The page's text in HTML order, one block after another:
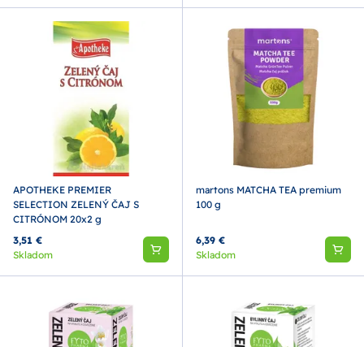
APOTHEKE PREMIER
SELECTION ZELENÝ ČAJ S
CITRÓNOM 20x2 g
3,51 €
Skladom
martons MATCHA TEA premium
100 g
6,39 €
Skladom